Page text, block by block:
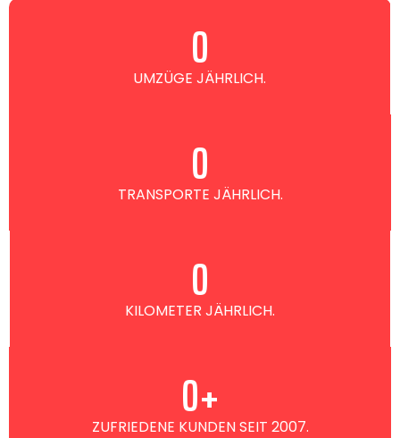
UMZÜGE JÄHRLICH.
0
TRANSPORTE JÄHRLICH.
0
KILOMETER JÄHRLICH.
0
ZUFRIEDENE KUNDEN SEIT 2007.
0+